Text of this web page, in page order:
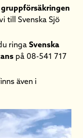
till Svenska Sjö
ringa Svenska
på 08-541 717
även i